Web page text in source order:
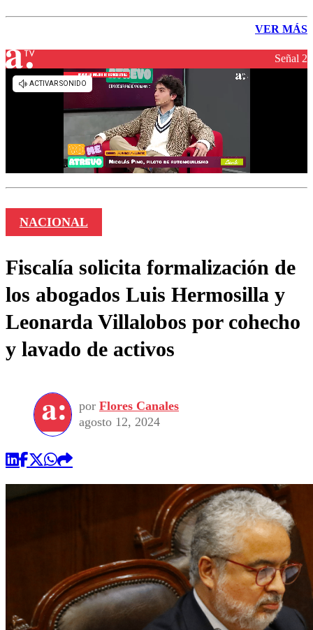
VER MÁS
Señal 2
NACIONAL
Fiscalía solicita formalización de
los abogados Luis Hermosilla y
Leonarda Villalobos por cohecho
y lavado de activos
por Flores Canales
agosto 12, 2024